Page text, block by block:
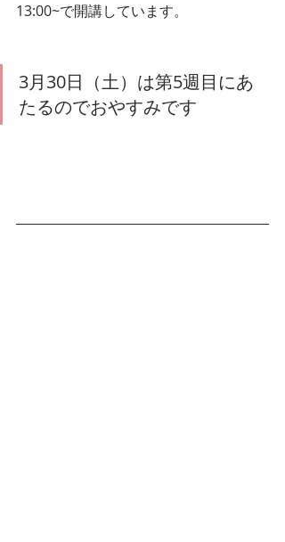
13:00~で開講しています。
3月30日（土）は第5週目にあ
たるのでおやすみです